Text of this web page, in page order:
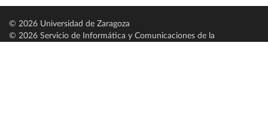
© 2026 Universidad de Zaragoza
© 2026 Servicio de Informática y Comunicaciones de la